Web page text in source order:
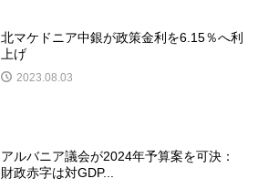
北マケドニア中銀が政策金利を6.15％へ利
上げ
2023.08.03
アルバニア議会が2024年予算案を可決：
財政赤字は対GDP...